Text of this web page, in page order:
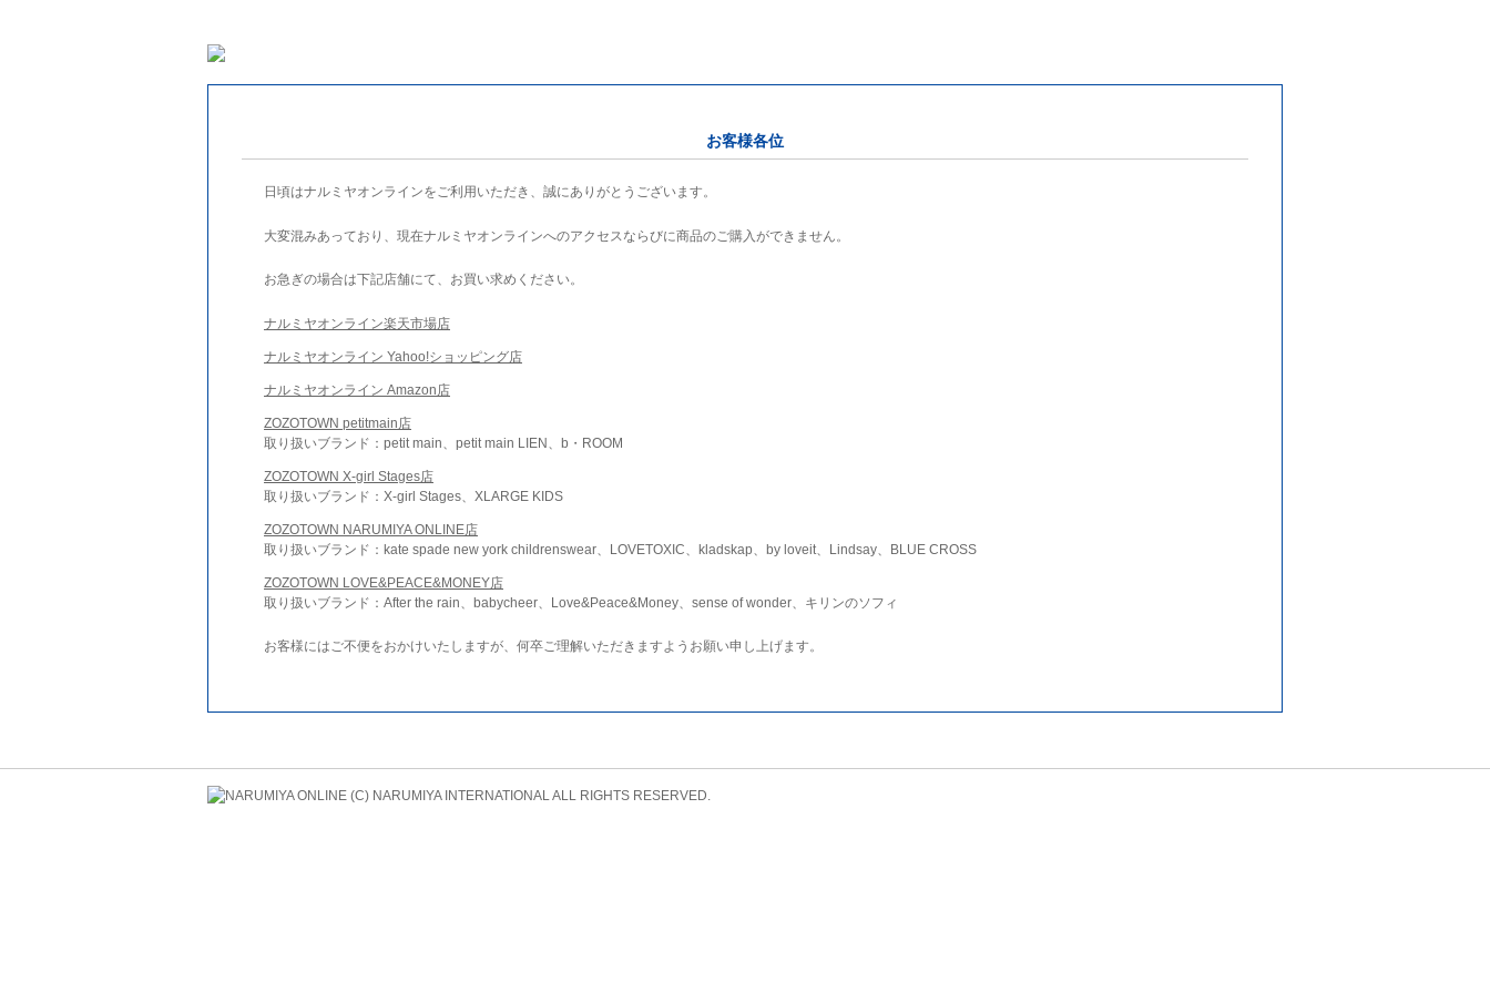
お客様各位
日頃はナルミヤオンラインをご利用いただき、誠にありがとうございます。
大変混みあっており、現在ナルミヤオンラインへのアクセスならびに商品のご購入ができません。
お急ぎの場合は下記店舗にて、お買い求めください。
ナルミヤオンライン楽天市場店
ナルミヤオンライン Yahoo!ショッピング店
ナルミヤオンライン Amazon店
ZOZOTOWN petitmain店
取り扱いブランド：petit main、petit main LIEN、b・ROOM
ZOZOTOWN X-girl Stages店
取り扱いブランド：X-girl Stages、XLARGE KIDS
ZOZOTOWN NARUMIYA ONLINE店
取り扱いブランド：kate spade new york childrenswear、LOVETOXIC、kladskap、by loveit、Lindsay、BLUE CROSS
ZOZOTOWN LOVE&PEACE&MONEY店
取り扱いブランド：After the rain、babycheer、Love&Peace&Money、sense of wonder、キリンのソフィ
お客様にはご不便をおかけいたしますが、何卒ご理解いただきますようお願い申し上げます。